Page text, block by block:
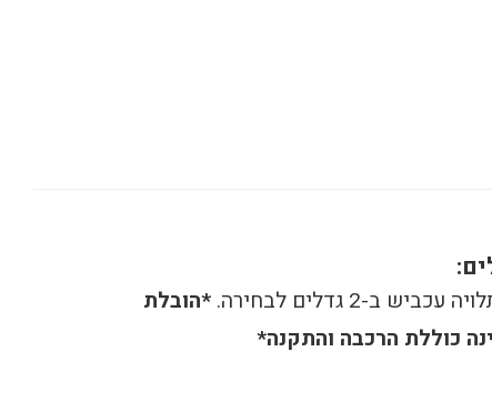
ב-2 גדלים לבחירה.
*הובלת
כוללת הרכבה והתקנה*